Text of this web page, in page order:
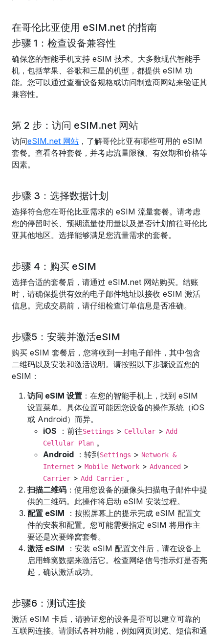
在哥伦比亚使用 eSIM.net 的指南
步骤 1：检查设备兼容性
确保您的智能手机支持 eSIM 技术。大多数现代智能手
机，包括苹果、谷歌和三星的机型，都提供 eSIM 功
能。您可以通过查看设备规格或访问制造商网站来验证其
兼容性。
第 2 步：访问 eSIM.net 网站
访问eSIM.net 网站 ，了解哥伦比亚有哪些可用的 eSIM
套餐。查看各种套餐，并考虑流量限额、有效期和价格等
因素。
步骤 3：选择数据计划
选择符合您在哥伦比亚需求的 eSIM 流量套餐。请考虑
您的停留时长、预期流量使用量以及是否计划前往哥伦比
亚其他地区。选择能够满足您流量需求的套餐。
步骤 4：购买 eSIM
选择合适的套餐后，请通过 eSIM.net 网站购买。结账
时，请确保提供有效的电子邮件地址以接收 eSIM 激活
信息。完成交易前，请仔细检查订单信息是否准确。
步骤5：安装并激活eSIM
购买 eSIM 套餐后，您将收到一封电子邮件，其中包含
二维码以及安装和激活说明。请按照以下步骤设置您的
eSIM：
访问 eSIM 设置 ：在您的智能手机上，找到 eSIM
设置菜单。具体位置可能因您设备的操作系统（iOS
或 Android）而异。
iOS ：前往Settings > Cellular > Add
Cellular Plan 。
Android ：转到Settings > Network &
Internet > Mobile Network > Advanced >
Carrier > Add Carrier 。
扫描二维码 ：使用您设备的摄像头扫描电子邮件中提
供的二维码。此操作将启动 eSIM 安装过程。
配置 eSIM ：按照屏幕上的提示完成 eSIM 配置文
件的安装和配置。您可能需要指定 eSIM 将用作主
要还是次要蜂窝套餐。
激活 eSIM ：安装 eSIM 配置文件后，请在设备上
启用蜂窝数据来激活它。检查网络信号指示灯是否亮
起，确认激活成功。
步骤6：测试连接
激活 eSIM 卡后，请验证您的设备是否可以建立可靠的
互联网连接。请测试各种功能，例如网页浏览、短信和通